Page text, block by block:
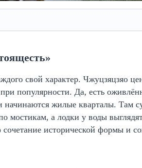
свой характер. Чжуцзяцзяо
популярности. Да, есть
начинаются жилые кварталы. Там
мостикам, а лодки у воды
сочетание исторической формы и